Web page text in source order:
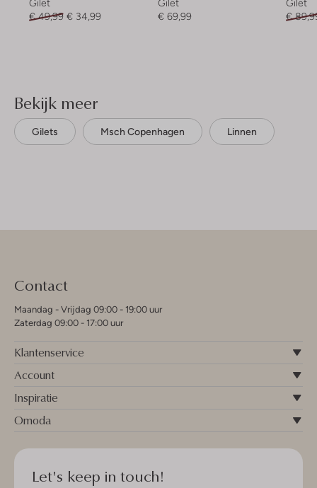
Gilet
€ 49,99 € 34,99
Gilet
€ 69,99
Gilet
€
Bekijk meer
Gilets Msch Copenhagen Linnen
Contact
Maandag - Vrijdag 09:00 - 19:00 uur
Zaterdag 09:00 - 17:00 uur
Klantenservice
Account
Inspiratie
Omoda
Let's keep in touch!